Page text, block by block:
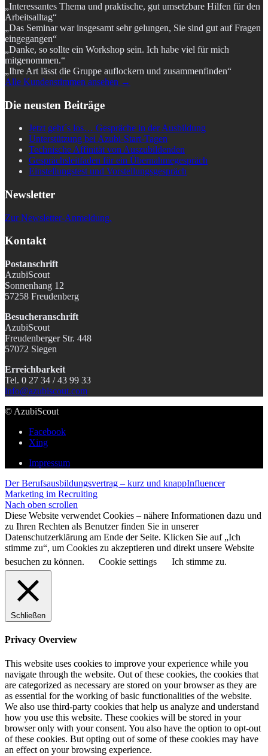
„Interessantes Thema und praktische, gut umsetzbare Hilfen für den
Arbeitsalltag“
„Das Seminar war insgesamt sehr gelungen, Sie sind gut auf Fragen
eingegangen“
„Danke, so sollte ein Workshop sein. Ich habe viel für mich
mitgenommen.“
„Ihre Art lässt die Gruppe auflockern und zusammenfinden“
Alle Kundenstimmen ansehen →
Die neusten Beiträge
Jetzt geht´s los… Gespräche in der Ausbildung
Unterstützung bei Azubi-Start-Tagen
Technische Affinität von Auszubildenden
Gesprächsleitfaden für ein Übernahmegespräch
Einstellungstest und Vorstellungsgespräch
Newsletter
Zur Newsletter-Anmeldung.
Kontakt
Postanschrift
AzubiScout
Sonnenhang 12
57258 Freudenberg
Besucheranschrift
AzubiScout
Freudenberger Str. 448
57072 Siegen
Erreichbarkeit
Tel. 0 27 34 / 43 99 33
info@azubiscout.com
© AzubiScout
Facebook
Xing
Impressum
Der Berufsausbildungsvertrag – kurz und knappInfluencer
Marketing im Recruiting
Nach oben scrollen
Diese Website verwendet Cookies – nähere Informationen dazu und
zu Ihren Rechten als Benutzer finden Sie in unserer
Datenschutzerklärung am Ende der Seite. Klicken Sie auf „Ich
stimme zu“, um Cookies zu akzeptieren und direkt unsere Website
besuchen zu können.
Cookie settings Ich stimme zu.
Schließen
Privacy Overview
This website uses cookies to improve your experience while you
navigate through the website. Out of these cookies, the cookies that
are categorized as necessary are stored on your browser as they are
as essential for the working of basic functionalities of the website.
We also use third-party cookies that help us analyze and understand
how you use this website. These cookies will be stored in your
browser only with your consent. You also have the option to opt-out
of these cookies. But opting out of some of these cookies may have
an effect on your browsing experience.